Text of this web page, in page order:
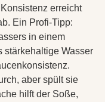
erreicht
Ein Profi-Tipp:
in einem
stärkehaltige Wasser
aber spült sie
hilft der Soße,